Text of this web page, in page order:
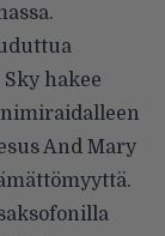
hakee
And Mary